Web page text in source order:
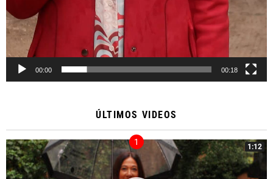
00:00 00:18
ÚLTIMOS VIDEOS
1:12